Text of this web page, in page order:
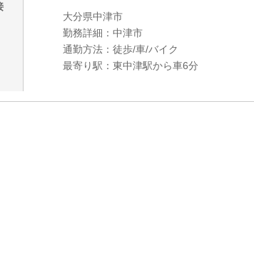
大分県中津市
勤務詳細：中津市
通勤方法：徒歩/車/バイク
最寄り駅：東中津駅から車6分